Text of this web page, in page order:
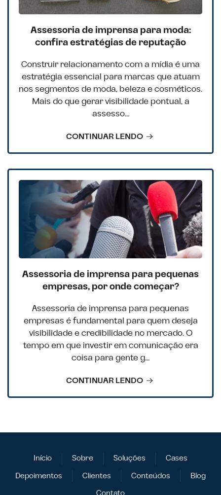
Assessoria de imprensa para moda:
confira estratégias de reputação
Construir relacionamento com a mídia é uma
estratégia essencial para marcas que atuam
nos segmentos de moda, beleza e cosméticos.
Mais do que gerar visibilidade pontual, a
assesso…
CONTINUAR LENDO
Assessoria de imprensa para pequenas
empresas, por onde começar?
Assessoria de imprensa para pequenas
empresas é fundamental para quem deseja
visibilidade e credibilidade no mercado. O
tempo em que investir em comunicação era
coisa para gente g…
CONTINUAR LENDO
Início Sobre Soluções
Cases
Depoimentos
Clientes Conteúdos
Blog